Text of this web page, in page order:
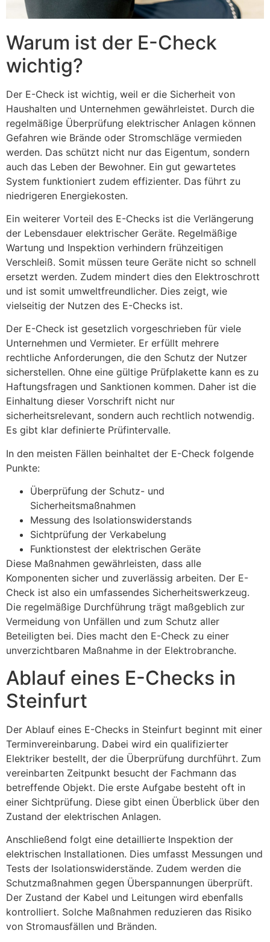
Warum ist der E-Check
wichtig?
Der E-Check ist wichtig, weil er die Sicherheit von
Haushalten und Unternehmen gewährleistet. Durch die
regelmäßige Überprüfung elektrischer Anlagen können
Gefahren wie Brände oder Stromschläge vermieden
werden. Das schützt nicht nur das Eigentum, sondern
auch das Leben der Bewohner. Ein gut gewartetes
System funktioniert zudem effizienter. Das führt zu
niedrigeren Energiekosten.
Ein weiterer Vorteil des E-Checks ist die Verlängerung
der Lebensdauer elektrischer Geräte. Regelmäßige
Wartung und Inspektion verhindern frühzeitigen
Verschleiß. Somit müssen teure Geräte nicht so schnell
ersetzt werden. Zudem mindert dies den Elektroschrott
und ist somit umweltfreundlicher. Dies zeigt, wie
vielseitig der Nutzen des E-Checks ist.
Der E-Check ist gesetzlich vorgeschrieben für viele
Unternehmen und Vermieter. Er erfüllt mehrere
rechtliche Anforderungen, die den Schutz der Nutzer
sicherstellen. Ohne eine gültige Prüfplakette kann es zu
Haftungsfragen und Sanktionen kommen. Daher ist die
Einhaltung dieser Vorschrift nicht nur
sicherheitsrelevant, sondern auch rechtlich notwendig.
Es gibt klar definierte Prüfintervalle.
In den meisten Fällen beinhaltet der E-Check folgende
Punkte:
Überprüfung der Schutz- und
Sicherheitsmaßnahmen
Messung des Isolationswiderstands
Sichtprüfung der Verkabelung
Funktionstest der elektrischen Geräte
Diese Maßnahmen gewährleisten, dass alle
Komponenten sicher und zuverlässig arbeiten. Der E-
Check ist also ein umfassendes Sicherheitswerkzeug.
Die regelmäßige Durchführung trägt maßgeblich zur
Vermeidung von Unfällen und zum Schutz aller
Beteiligten bei. Dies macht den E-Check zu einer
unverzichtbaren Maßnahme in der Elektrobranche.
Ablauf eines E-Checks in
Steinfurt
Der Ablauf eines E-Checks in Steinfurt beginnt mit einer
Terminvereinbarung. Dabei wird ein qualifizierter
Elektriker bestellt, der die Überprüfung durchführt. Zum
vereinbarten Zeitpunkt besucht der Fachmann das
betreffende Objekt. Die erste Aufgabe besteht oft in
einer Sichtprüfung. Diese gibt einen Überblick über den
Zustand der elektrischen Anlagen.
Anschließend folgt eine detaillierte Inspektion der
elektrischen Installationen. Dies umfasst Messungen und
Tests der Isolationswiderstände. Zudem werden die
Schutzmaßnahmen gegen Überspannungen überprüft.
Der Zustand der Kabel und Leitungen wird ebenfalls
kontrolliert. Solche Maßnahmen reduzieren das Risiko
von Stromausfällen und Bränden.